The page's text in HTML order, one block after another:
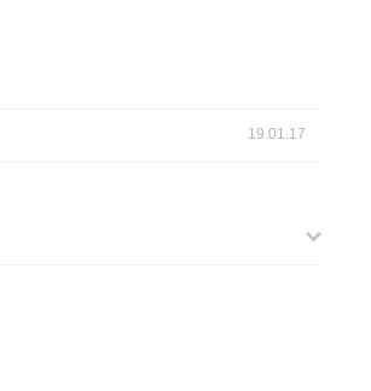
19.01.17